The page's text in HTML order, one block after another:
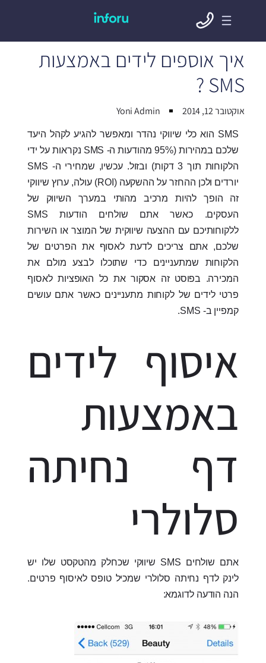
איך אוספים לידים באמצעות
SMS ?
אוקטובר 12, 2014 Yoni Admin
SMS הוא כלי שיווקי נהדר ומאפשר להגיע לקהל היעד
שלכם במהירות (95% מהודעות ה- SMS נקראות על ידי
הלקוחות תוך 3 דקות) ובזול. עכשיו, שמחירי ה- SMS
יורדים ולכן ההחזר על ההשקעה (ROI) עולה, ערוץ שיווקי
זה הופך להיות מרכיב מהותי במערך השיווק של
העסקים. כאשר אתם שולחים הודעות SMS
ללקוחותיכם עם ההצעה שיווקית של המוצר או השירות
שלכם, אתם צריכים לדעת לאסוף את הפרטים של
הלקוחות שמתעניינים כדי שתוכלו לבצע מולם את
המכירה. בפוסט זה אסקור את כל האופציות לאסוף
פרטי לידים של לקוחות מתעניינים כאשר אתם עושים
קמפיין ב- SMS.
איסוף לידים
באמצעות
דף נחיתה
סלולרי
אתם שולחים SMS שיווקי שכחלק מהטקסט שלו יש
לינק לדף נחיתה סלולרי שמכיל טופס לאיסוף פרטים.
הנה הודעה לדוגמא: